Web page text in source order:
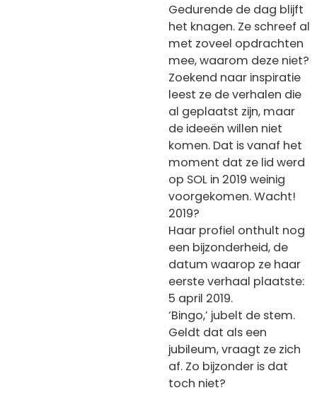
Gedurende de dag blijft
het knagen. Ze schreef al
met zoveel opdrachten
mee, waarom deze niet?
Zoekend naar inspiratie
leest ze de verhalen die
al geplaatst zijn, maar
de ideeën willen niet
komen. Dat is vanaf het
moment dat ze lid werd
op SOL in 2019 weinig
voorgekomen. Wacht!
2019?
Haar profiel onthult nog
een bijzonderheid, de
datum waarop ze haar
eerste verhaal plaatste:
5 april 2019.
‘Bingo,’ jubelt de stem.
Geldt dat als een
jubileum, vraagt ze zich
af. Zo bijzonder is dat
toch niet?